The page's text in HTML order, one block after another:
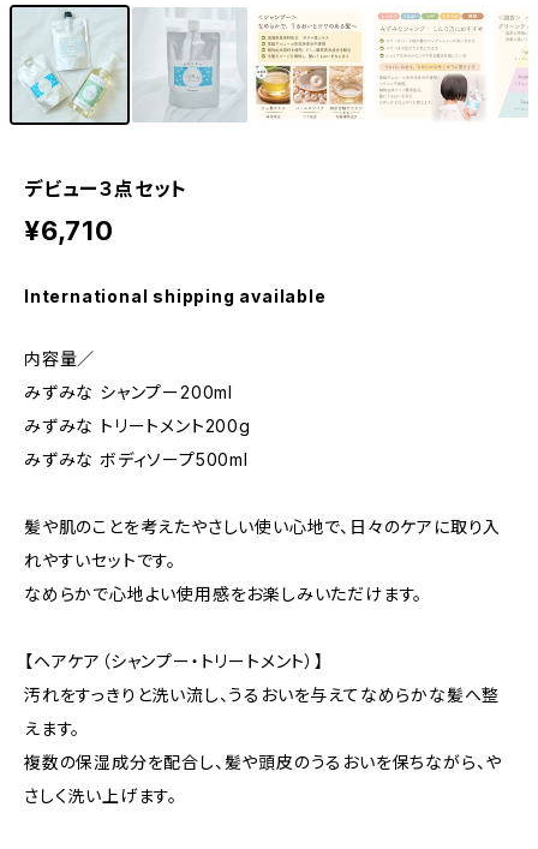
デビュー３点セット
¥6,710
International shipping available
内容量／
みずみな シャンプー200ml
みずみな トリートメント200g
みずみな ボディソープ500ml
髪や肌のことを考えたやさしい使い心地で、日々のケアに取り入
れやすいセットです。
なめらかで心地よい使用感をお楽しみいただけます。
【ヘアケア（シャンプー・トリートメント）】
汚れをすっきりと洗い流し、うるおいを与えてなめらかな髪へ整
えます。
複数の保湿成分を配合し、髪や頭皮のうるおいを保ちながら、や
さしく洗い上げます。